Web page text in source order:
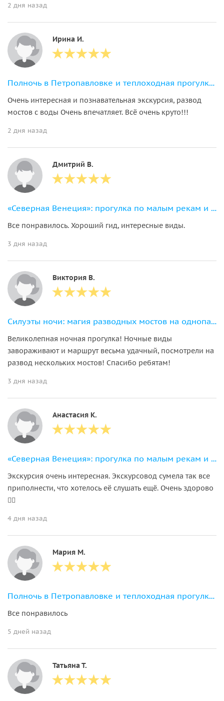
2 дня назад
Ирина И.
Полночь в Петропавловке и теплоходная прогулка к разведенным мостам
Очень интересная и познавательная экскурсия, развод
мостов с воды Очень впечатляет. Всё очень круто!!!
2 дня назад
Дмитрий В.
«Северная Венеция»: прогулка по малым рекам и каналам Петербурга
Все понравилось. Хороший гид, интересные виды.
3 дня назад
Виктория В.
Силуэты ночи: магия разводных мостов на однопалубном теплоходе
Великолепная ночная прогулка! Ночные виды
завораживают и маршрут весьма удачный, посмотрели на
развод нескольких мостов! Спасибо ребятам!
3 дня назад
Анастасия К.
«Северная Венеция»: прогулка по малым рекам и каналам Петербурга
Экскурсия очень интересная. Экскурсовод сумела так все
приполнести, что хотелось её слушать ещё. Очень здорово
👍🏻
4 дня назад
Мария М.
Полночь в Петропавловке и теплоходная прогулка к разведенным мостам
Все понравилось
5 дней назад
Татьяна Т.